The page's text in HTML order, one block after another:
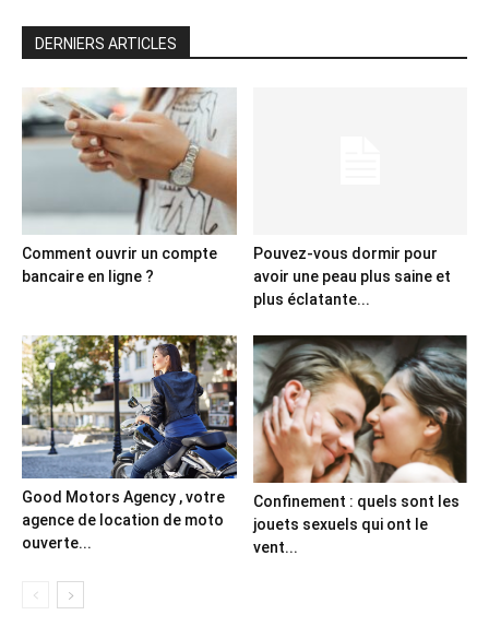
DERNIERS ARTICLES
Comment ouvrir un compte
bancaire en ligne ?
Pouvez-vous dormir pour
avoir une peau plus saine et
plus éclatante...
Good Motors Agency , votre
agence de location de moto
ouverte...
Confinement : quels sont les
jouets sexuels qui ont le
vent...